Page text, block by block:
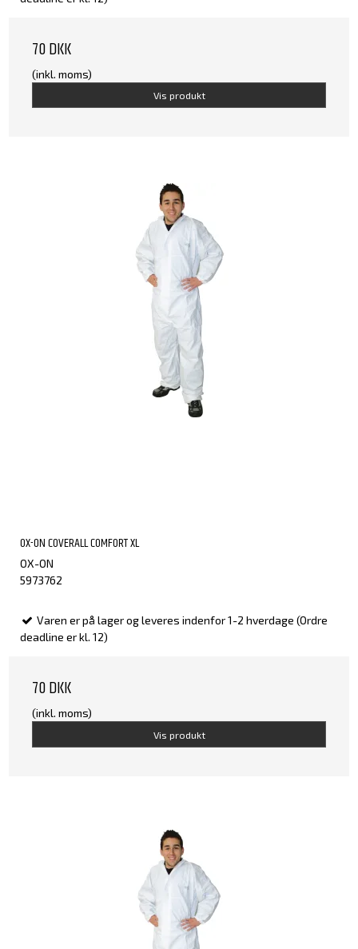
70 DKK
(inkl. moms)
Vis produkt
OX-ON COVERALL COMFORT XL
OX-ON
5973762
Varen er på lager og leveres indenfor 1-2 hverdage (Ordre
deadline er kl. 12)
70 DKK
(inkl. moms)
Vis produkt